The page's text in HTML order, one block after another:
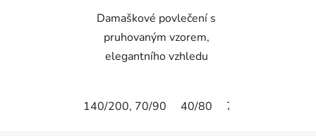
Damaškové povlečení s
pruhovaným vzorem,
elegantního vzhledu
140/200, 70/90 40/80 70/90